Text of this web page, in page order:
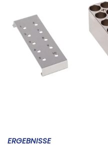
ERGEBNISSE